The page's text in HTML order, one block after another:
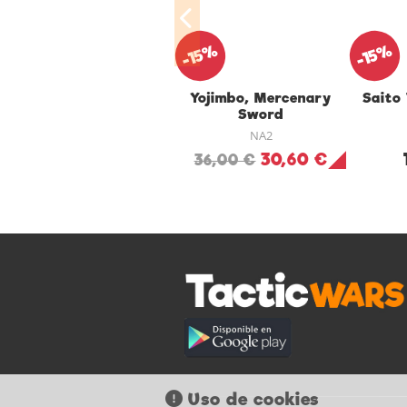
Yojimbo, Mercenary
Sword
NA2
36,00 € 30,60 €
-15%
Saito
-15%
Uso de cookies